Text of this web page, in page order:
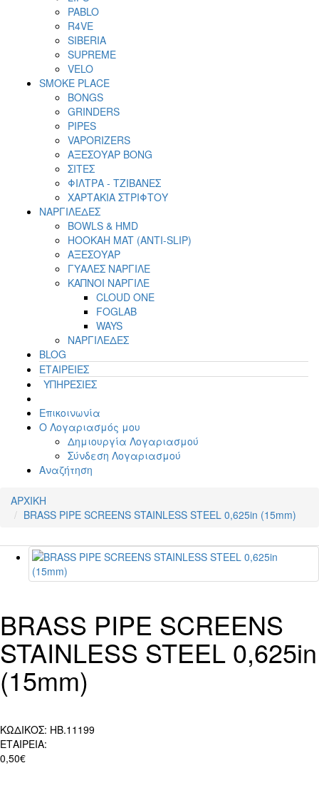
PABLO
R4VE
SIBERIA
SUPREME
VELO
SMOKE PLACE
BONGS
GRINDERS
PIPES
VAPORIZERS
ΑΞΕΣΟΥΑΡ BONG
ΣΙΤΕΣ
ΦΙΛΤΡΑ - ΤΖΙΒΑΝΕΣ
ΧΑΡΤΑΚΙΑ ΣΤΡΙΦΤΟΥ
ΝΑΡΓΙΛΕΔΕΣ
BOWLS & HMD
HOOKAH MAT (ANTI-SLIP)
ΑΞΕΣΟΥΑΡ
ΓΥΑΛΕΣ ΝΑΡΓΙΛΕ
ΚΑΠΝΟΙ ΝΑΡΓΙΛΕ
CLOUD ONE
FOGLAB
WAYS
ΝΑΡΓΙΛΕΔΕΣ
BLOG
ΕΤΑΙΡΕΙΕΣ
ΥΠΗΡΕΣΙΕΣ
Επικοινωνία
Ο Λογαριασμός μου
Δημιουργία Λογαριασμού
Σύνδεση Λογαριασμού
Αναζήτηση
ΑΡΧΙΚΗ
BRASS PIPE SCREENS STAINLESS STEEL 0,625in (15mm)
BRASS PIPE SCREENS
STAINLESS STEEL 0,625in
(15mm)
ΚΩΔΙΚΟΣ: HB.11199
ΕΤΑΙΡΕΙΑ:
0,50€